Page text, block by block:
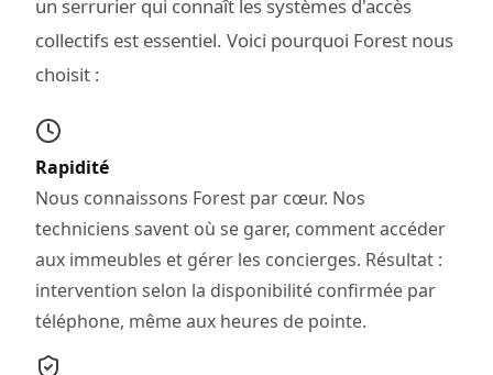
un serrurier qui connaît les systèmes d'accès
collectifs est essentiel. Voici pourquoi Forest nous
choisit :
Rapidité
Nous connaissons Forest par cœur. Nos
techniciens savent où se garer, comment accéder
aux immeubles et gérer les concierges. Résultat :
intervention selon la disponibilité confirmée par
téléphone, même aux heures de pointe.